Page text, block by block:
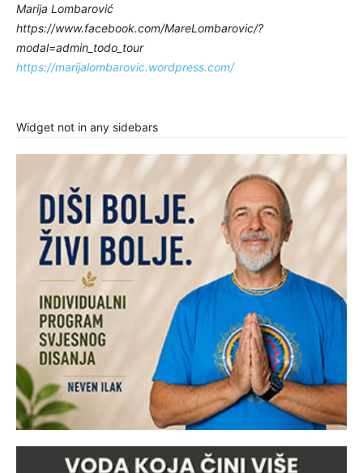
Marija Lombarović
https://www.facebook.com/MareLombarovic/?
modal=admin_todo_tour
https://marijalombarovic.wordpress.com/
Widget not in any sidebars